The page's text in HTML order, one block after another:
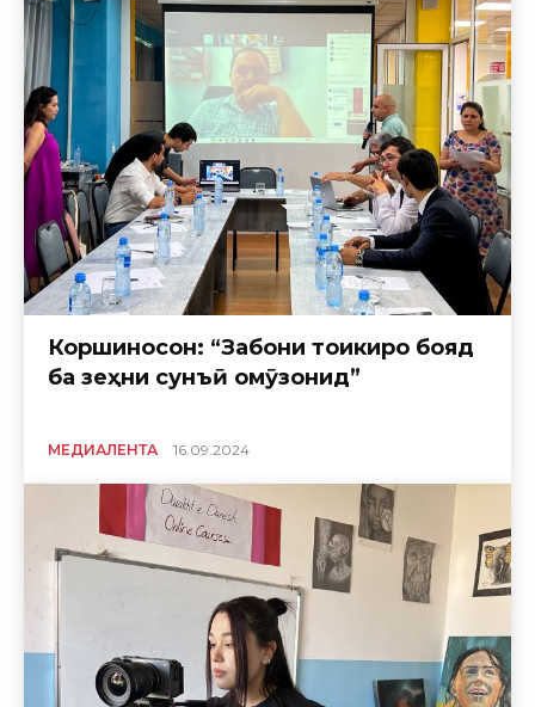
Коршиносон: “Забони тоҷикиро бояд
ба зеҳни сунъӣ омӯзонид”
МЕДИАЛЕНТА 16.09.2024